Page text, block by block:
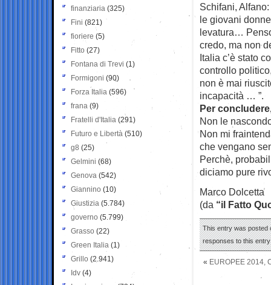
Schifani,
le giovani
levatura…
credo, ma non
Italia c’è stato
controllo
non è mai
incapacità … ”.
Per
Non le
Non mi
che vengano
Perchè,
diciamo pure
Marco Dolcetta
(da “il Fatto
This entry was posted
responses to this
« EUROPEE 2014,
finanziaria (325)
Fini (821)
fioriere (5)
Fitto (27)
Fontana di Trevi (1)
Formigoni (90)
Forza Italia (596)
frana (9)
Fratelli d'Italia (291)
Futuro e Libertà (510)
g8 (25)
Gelmini (68)
Genova (542)
Giannino (10)
Giustizia (5.784)
governo (5.799)
Grasso (22)
Green Italia (1)
Grillo (2.941)
Idv (4)